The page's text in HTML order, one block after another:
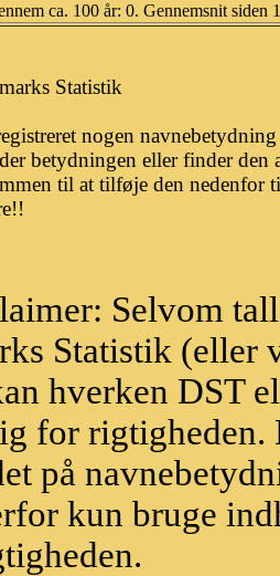
ca. 100 år: 0. Gennemsnit siden
Statistik
nogen
betydningen eller finder den
til at tilføje den nedenfor
Selvom
Statistik (eller
hverken DST
for
på
kun bruge